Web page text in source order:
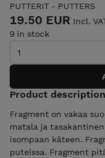
PUTTERIT - PUTTERS
19.50 EUR Incl.
9 in stock
Product description
Fragment on vakaa
matala ja
isompaan käteen.
puteissa. Fragment